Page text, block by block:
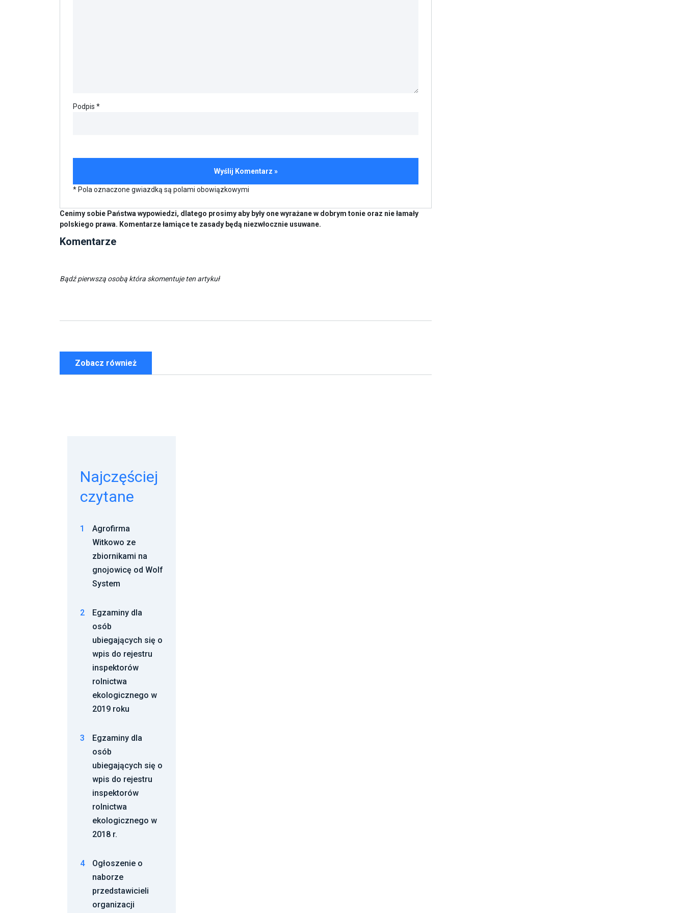
Podpis *
* Pola oznaczone gwiazdką są polami obowiązkowymi
Cenimy sobie Państwa wypowiedzi, dlatego prosimy aby były one wyrażane w dobrym tonie oraz nie łamały
polskiego prawa. Komentarze łamiące te zasady będą niezwłocznie usuwane.
Komentarze
Bądź pierwszą osobą która skomentuje ten artykuł
Zobacz również
Najczęściej
czytane
1
Agrofirma
Witkowo ze
zbiornikami na
gnojowicę od Wolf
System
2
Egzaminy dla
osób
ubiegających się o
wpis do rejestru
inspektorów
rolnictwa
ekologicznego w
2019 roku
3
Egzaminy dla
osób
ubiegających się o
wpis do rejestru
inspektorów
rolnictwa
ekologicznego w
2018 r.
4
Ogłoszenie o
naborze
przedstawicieli
organizacji